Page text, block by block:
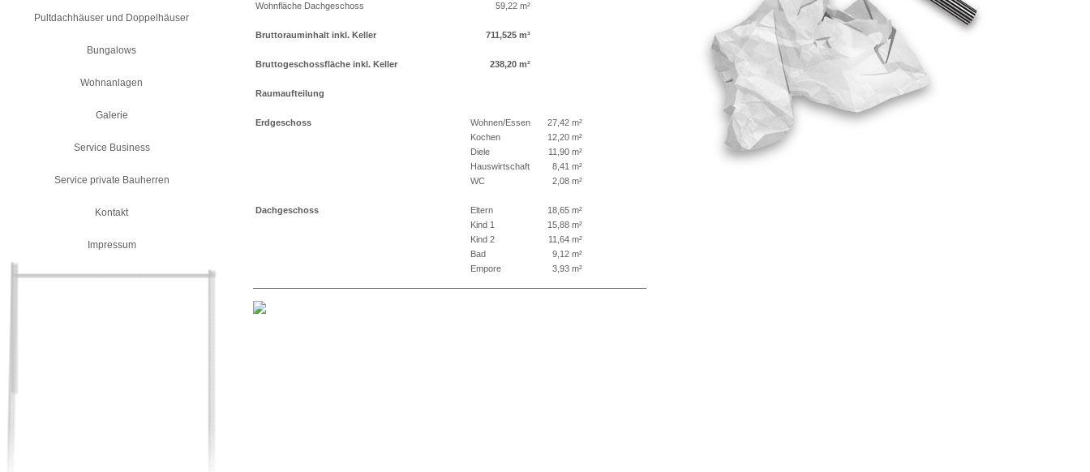
Wohnfläche Dachgeschoss
59,22 m²
Bruttorauminhalt inkl. Keller 711,525 m³
Bruttogeschossfläche inkl. Keller 238,20 m²
Raumaufteilung
Erdgeschoss Wohnen/Essen
27,42 m²
Kochen
12,20 m²
Diele
11,90 m²
Hauswirtschaft
8,41 m²
WC
2,08 m²
Dachgeschoss Eltern
18,65 m²
Kind 1
15,88 m²
Kind 2
11,64 m²
Bad
9,12 m²
Empore
3,93 m²
Pultdachhäuser und Doppelhäuser
Bungalows
Wohnanlagen
Galerie
Service Business
Service private Bauherren
Kontakt
Impressum